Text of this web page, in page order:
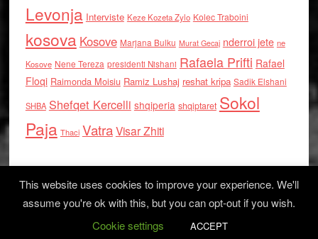
Levonja Interviste Keze Kozeta Zylo Kolec Traboini
kosova Kosove Marjana Bulku Murat Gecaj nderroi jete ne
Kosove Nene Tereza presidenti Nishani Rafaela Prifti Rafael
Floqi Raimonda Moisiu Ramiz Lushaj reshat kripa Sadik Elshani
SHBA Shefqet Kercelli shqiperia shqiptaret Sokol
Paja Thaci VatraVisar Zhiti
Log in
This website uses cookies to improve your experience. We'll
assume you're ok with this, but you can opt-out if you wish.
Cookie settings
ACCEPT